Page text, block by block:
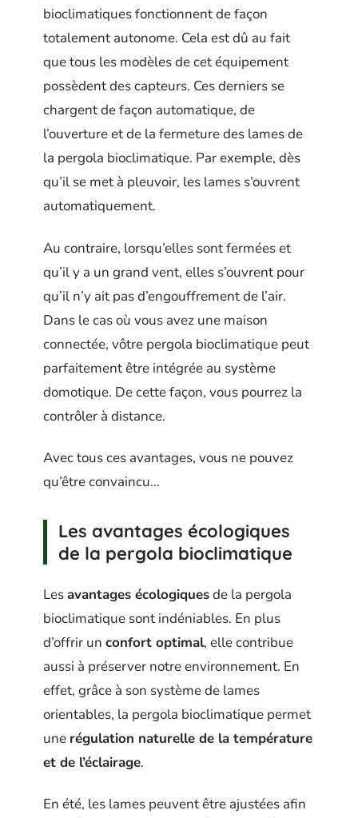
bioclimatiques fonctionnent de façon
totalement autonome. Cela est dû au fait
que tous les modèles de cet équipement
possèdent des capteurs. Ces derniers se
chargent de façon automatique, de
l’ouverture et de la fermeture des lames de
la pergola bioclimatique. Par exemple, dès
qu’il se met à pleuvoir, les lames s’ouvrent
automatiquement.
Au contraire, lorsqu’elles sont fermées et
qu’il y a un grand vent, elles s’ouvrent pour
qu’il n’y ait pas d’engouffrement de l’air.
Dans le cas où vous avez une maison
connectée, vôtre pergola bioclimatique peut
parfaitement être intégrée au système
domotique. De cette façon, vous pourrez la
contrôler à distance.
Avec tous ces avantages, vous ne pouvez
qu’être convaincu…
Les avantages écologiques
de la pergola bioclimatique
Lesavantages écologiquesde la pergola
bioclimatique sont indéniables. En plus
d’offrir un confort optimal, elle contribue
aussi à préserver notre environnement. En
effet, grâce à son système de lames
orientables, la pergola bioclimatique permet
une régulation naturelle de la température
et de l’éclairage.
En été, les lames peuvent être ajustées afin